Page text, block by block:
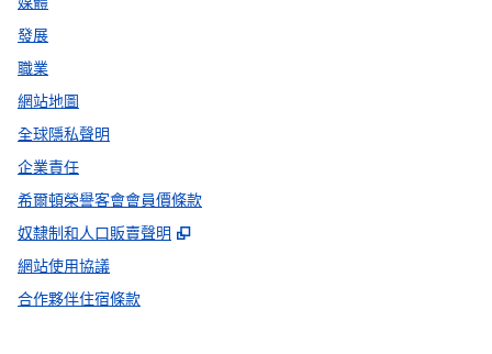
發展
職業
網站地圖
全球隱私聲明
企業責任
希爾頓榮譽客會會員價條款
奴隸制和人口販賣聲明
,
網站使用協議
合作夥伴住宿條款